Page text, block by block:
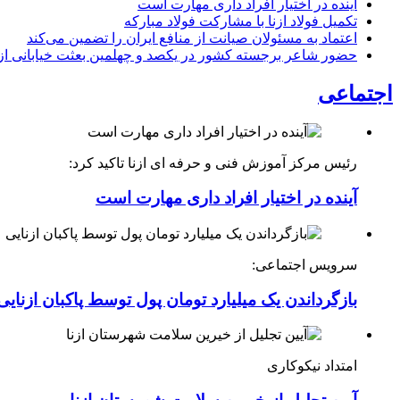
آینده در اختیار افراد داری مهارت است
تکمیل فولاد ازنا با مشارکت فولاد مبارکه
اعتماد به مسئولان صیانت از منافع ایران را تضمین می‌کند
حضور شاعر برجسته کشور در یکصد و چهلمین بعثت خیابانی
اجتماعی
رئیس مرکز آموزش فنی و حرفه ای ازنا تاکید کرد:
آینده در اختیار افراد داری مهارت است
سرویس اجتماعی:
بازگرداندن یک میلیارد تومان پول توسط پاکبان
امتداد نیکوکاری